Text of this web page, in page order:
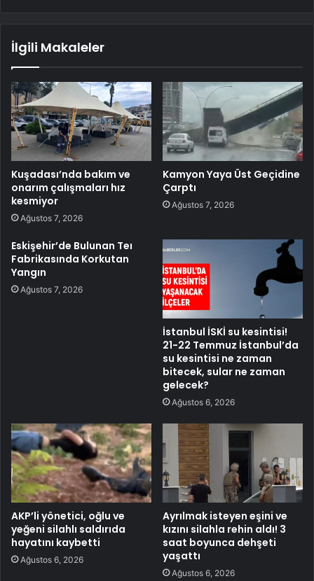
İlgili Makaleler
Kuşadası’nda bakım ve
onarım çalışmaları hız
kesmiyor
Ağustos 7, 2026
Kamyon Yaya Üst Geçidine
Çarptı
Ağustos 7, 2026
Eskişehir’de Bulunan Teı
Fabrikasında Korkutan
Yangın
Ağustos 7, 2026
İstanbul İSKİ su kesintisi!
21-22 Temmuz İstanbul’da
su kesintisi ne zaman
bitecek, sular ne zaman
gelecek?
Ağustos 6, 2026
AKP’li yönetici, oğlu ve
yeğeni silahlı saldırıda
hayatını kaybetti
Ağustos 6, 2026
Ayrılmak isteyen eşini ve
kızını silahla rehin aldı! 3
saat boyunca dehşeti
yaşattı
Ağustos 6, 2026